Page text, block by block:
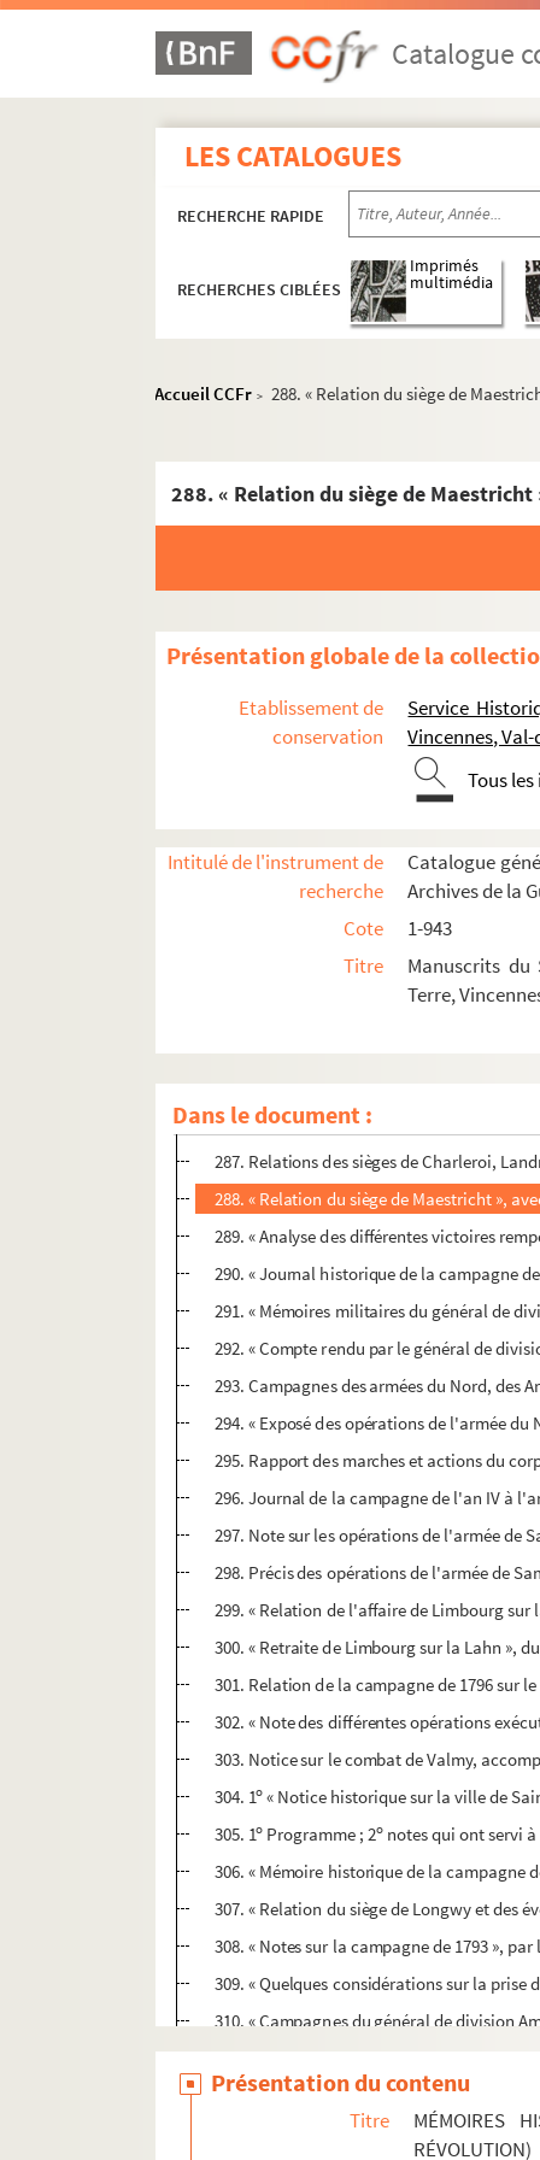
Catalogue
LES CATALOGUES
RECHERCHE RAPIDE
RECHERCHES CIBLÉES
Imprimés
multimédia
Accueil CCFr > 288. « Relation du siège de
288. « Relation du siège de
Présentation globale de la
Etablissement de
conservation
Service
Vincennes,
Tous
Intitulé de l'instrument de
recherche
Catalogue
Archives de la
Cote
1-943
Titre
Manuscrits du
Terre,
Dans le document :
256. « Mémoire sur les événements du
257. « Détails historiques sur les marches
259. Notes sur la première campagne de
260. « Notes sur la guerre de la
261. « Compte rendu par le lieutenant
262. Relation de la bataille de Jemmapes
263. « Notes sur la campagne de 1792, par
264. « Notes sur les campagnes de 1792 et
268. Relation des opérations de l'artillerie
269. Notes pour servir à la rédaction de la
272. Journal des opérations de la division
Précis des opérations de la brigade
274. « Sur la bataille de Fleurus gagnée
Journal du siège de
276. « Journal historique de ladite division
277-278. « Mémoire historique et militaire
279. « Canevas d'un journal militaire »
280. « Opérations des armées du Nord et
281. Lettre aux rédacteurs de laGazette
282. « Opérations des différentes
283. « Mémoire historique des
284. « Journal du siège soutenu par les
285. « Mémoire sur les dispositions
286. « Sièges faits par l'armée du Nord
287. Relations des sièges de Charleroi,
288. « Relation du siège de Maestricht »,
289. « Analyse des différentes victoires
290. « Journal historique de la campagne
291. « Mémoires militaires du général de
292. « Compte rendu par le général de
293. Campagnes des armées du Nord, des
294. « Exposé des opérations de l'armée
295. Rapport des marches et actions du
296. Journal de la campagne de l'an IV à
297. Note sur les opérations de l'armée de
298. Précis des opérations de l'armée de
299. « Relation de l'affaire de Limbourg sur
300. « Retraite de Limbourg sur la Lahn »,
301. Relation de la campagne de 1796 sur
302. « Note des différentes opérations
303. Notice sur le combat de Valmy,
304. 1o « Notice historique sur la ville de
305. 1o Programme ; 2o notes qui ont servi
306. « Mémoire historique de la campagne
307. « Relation du siège de Longwy et des
308. « Notes sur la campagne de 1793 »,
309. « Quelques considérations sur la prise
310. « Campagnes du général de division
311. Événements militaires en Allemagne
312. « Aperçu des moyens qui pourront
313. « Journal de ce qui s'est passé
Présentation du contenu
Titre
MÉMOIRES
RÉVOLUTION)